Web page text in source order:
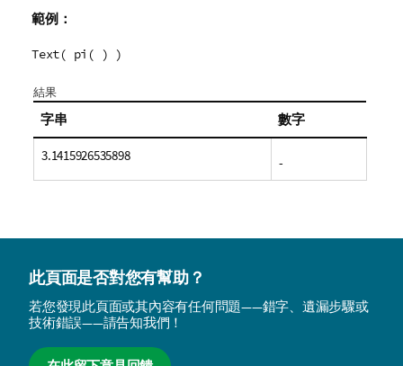
範例：
Text( pi( ) )
結果
字串 數字
3.1415926535898 -
此頁面是否對您有幫助？
若您發現此頁面或其內容有任何問題——錯字、遺漏步驟或
技術錯誤——請告知我們！